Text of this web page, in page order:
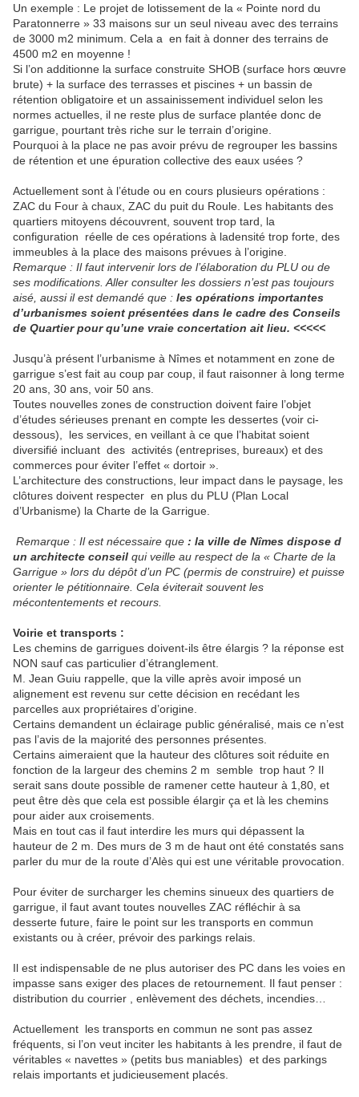
Un exemple : Le projet de lotissement de la « Pointe nord du
Paratonnerre » 33 maisons sur un seul niveau avec des terrains
de 3000 m2 minimum. Cela a en fait à donner des terrains de
4500 m2 en moyenne !
Si l’on additionne la surface construite SHOB (surface hors œuvre
brute) + la surface des terrasses et piscines + un bassin de
rétention obligatoire et un assainissement individuel selon les
normes actuelles, il ne reste plus de surface plantée donc de
garrigue, pourtant très riche sur le terrain d’origine.
Pourquoi à la place ne pas avoir prévu de regrouper les bassins
de rétention et une épuration collective des eaux usées ?
Actuellement sont à l’étude ou en cours plusieurs opérations :
ZAC du Four à chaux, ZAC du puit du Roule. Les habitants des
quartiers mitoyens découvrent, souvent trop tard, la
configuration
réelle de ces opérations à ladensité trop forte, des
immeubles à la place des maisons prévues à l’origine.
Remarque : Il faut intervenir lors de l’élaboration du PLU ou de
ses modifications. Aller consulter les dossiers n’est pas toujours
aisé, aussi il est demandé que : les opérations importantes
d’urbanismes soient présentées dans le cadre des Conseils
de Quartier pour qu’une vraie concertation ait lieu. <<<<<
Jusqu’à présent l’urbanisme à Nîmes et notamment en zone de
garrigue s’est fait au coup par coup, il faut raisonner à long terme
20 ans, 30 ans, voir 50 ans.
Toutes nouvelles zones de construction doivent faire l’objet
d’études sérieuses prenant en compte les dessertes (voir ci-
dessous),
les services, en veillant à ce que l’habitat soient
diversifié incluant des activités (entreprises, bureaux) et des
commerces pour éviter l’effet « dortoir ».
L’architecture des constructions, leur impact dans le paysage, les
clôtures doivent respecter en plus du PLU (Plan Local
d’Urbanisme) la Charte de la Garrigue.
Remarque : Il est nécessaire que : la ville de Nîmes dispose d
un architecte conseil qui veille au respect de la « Charte de la
Garrigue » lors du dépôt d’un PC (permis de construire) et puisse
orienter le pétitionnaire. Cela éviterait souvent les
mécontentements et recours.
Voirie et transports :
Les chemins de garrigues doivent-ils être élargis ? la réponse est
NON sauf cas particulier d’étranglement.
M. Jean Guiu rappelle, que la ville après avoir imposé un
alignement est revenu sur cette décision en recédant les
parcelles aux propriétaires d’origine.
Certains demandent un éclairage public généralisé, mais ce n’est
pas l’avis de la majorité des personnes présentes.
Certains aimeraient que la hauteur des clôtures soit réduite en
fonction de la largeur des chemins 2 m semble trop haut ? Il
serait sans doute possible de ramener cette hauteur à 1,80, et
peut être dès que cela est possible élargir ça et là les chemins
pour aider aux croisements.
Mais en tout cas il faut interdire les murs qui dépassent la
hauteur de 2 m. Des murs de 3 m de haut ont été constatés sans
parler du mur de la route d’Alès qui est une véritable provocation.
Pour éviter de surcharger les chemins sinueux des quartiers de
garrigue, il faut avant toutes nouvelles ZAC réfléchir à sa
desserte future, faire le point sur les transports en commun
existants ou à créer, prévoir des parkings relais.
Il est indispensable de ne plus autoriser des PC dans les voies en
impasse sans exiger des places de retournement. Il faut penser :
distribution du courrier , enlèvement des déchets, incendies…
Actuellement les transports en commun ne sont pas assez
fréquents, si l’on veut inciter les habitants à les prendre, il faut de
véritables « navettes » (petits bus maniables) et des parkings
relais importants et judicieusement placés.